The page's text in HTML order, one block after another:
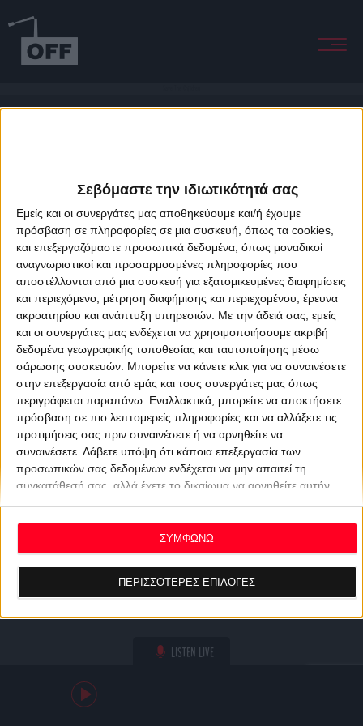
Σεβόμαστε την ιδιωτικότητά σας
Εμείς και οι συνεργάτες μας αποθηκεύουμε και/ή έχουμε
πρόσβαση σε πληροφορίες σε μια συσκευή, όπως τα cookies,
και επεξεργαζόμαστε προσωπικά δεδομένα, όπως μοναδικοί
αναγνωριστικοί και προσαρμοσμένες πληροφορίες που
αποστέλλονται από μια συσκευή για εξατομικευμένες διαφημίσεις
και περιεχόμενο, μέτρηση διαφήμισης και περιεχομένου, έρευνα
ακροατηρίου και ανάπτυξη υπηρεσιών. Με την άδειά σας, εμείς
και οι συνεργάτες μας ενδέχεται να χρησιμοποιήσουμε ακριβή
δεδομένα γεωγραφικής τοποθεσίας και ταυτοποίησης μέσω
σάρωσης συσκευών. Μπορείτε να κάνετε κλικ για να συναινέσετε
στην επεξεργασία από εμάς και τους συνεργάτες μας όπως
περιγράφεται παραπάνω. Εναλλακτικά, μπορείτε να αποκτήσετε
πρόσβαση σε πιο λεπτομερείς πληροφορίες και να αλλάξετε τις
προτιμήσεις σας πριν συναινέσετε ή να αρνηθείτε να
συναινέσετε. Λάβετε υπόψη ότι κάποια επεξεργασία των
προσωπικών σας δεδομένων ενδέχεται να μην απαιτεί τη
συγκατάθεσή σας, αλλά έχετε το δικαίωμα να αρνηθείτε αυτήν
ανακαλέσετε τη συγκατάθεσή σας ανά πάσα στιγμή
επιστρέφοντας σε αυτόν τον ιστότοπο και κάνοντας κλικ στο
κουμπί "Απορρήτου" στο κάτω μέρος της ιστοσελίδας.
ΠΕΡΙΣΣΟΤΕΡΕΣ ΕΠΙΛΟΓΕΣ
ΣΥΜΦΩΝΩ
LISTEN LIVE
About Offradio Business Class Terms & Conditions
Privacy Policy
Designed & developed byporcupine colors&Fotis Alexandrou